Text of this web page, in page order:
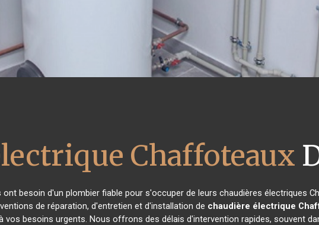
Chaffoteaux
ont besoin d'un plombier fiable pour s'occuper de leurs chaudières électriques
de réparation, d'entretien et d'installation de chaudière électrique
vos besoins urgents. Nous offrons des délais d'intervention rapides, souvent